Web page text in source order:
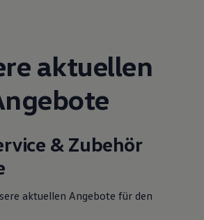
und Ladekabel
für Ihr Modell finden
Apps, Login und Shop
und Fahrzeug verbinden
für Software, Karten und Radio
Kundenbetreuung
aktuellen
& Zubehör
aktuellen Angebote für den